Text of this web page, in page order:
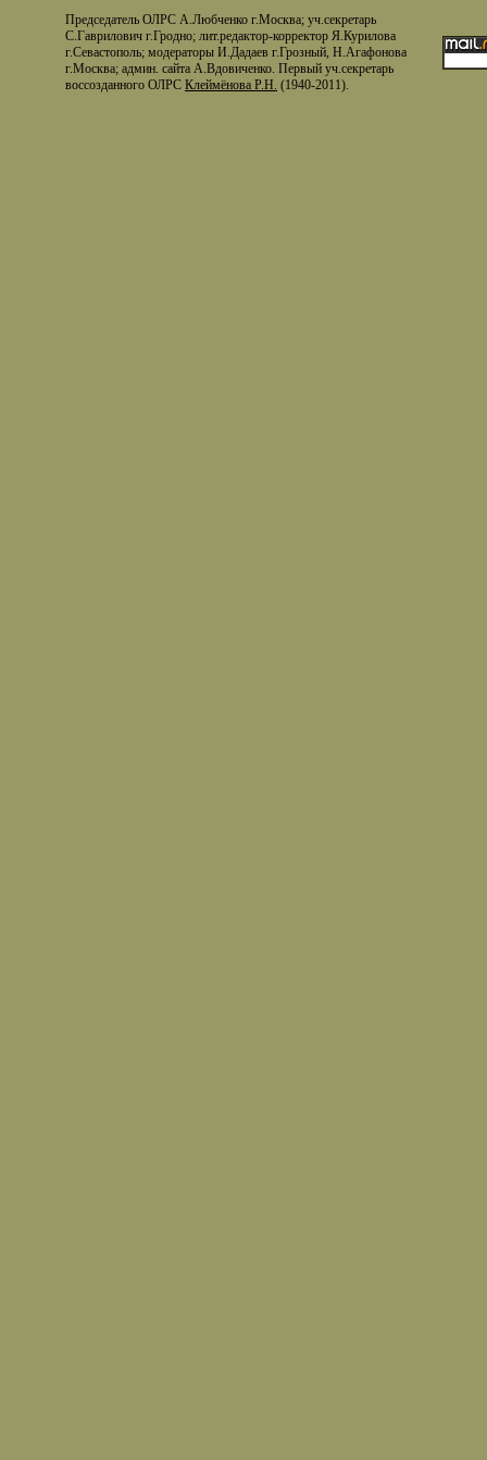
Председатель ОЛРС А.Любченко г.Москва; уч.секретарь
С.Гаврилович г.Гродно; лит.редактор-корректор Я.Курилова
г.Севастополь; модераторы И.Дадаев г.Грозный, Н.Агафонова
г.Москва; админ. сайта А.Вдовиченко. Первый уч.секретарь
воссозданного ОЛРС Клеймёнова Р.Н. (1940-2011).